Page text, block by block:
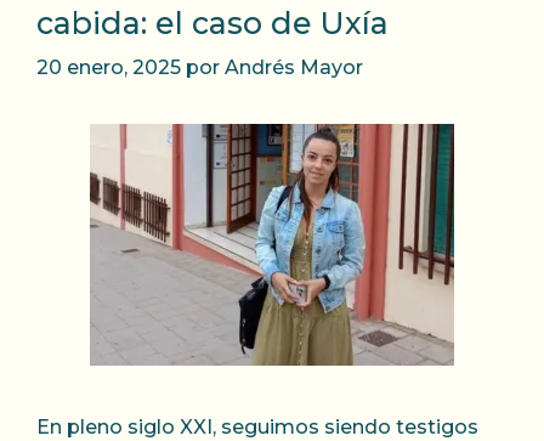
cabida: el caso de Uxía
20 enero, 2025 por Andrés Mayor
En pleno siglo XXI, seguimos siendo testigos